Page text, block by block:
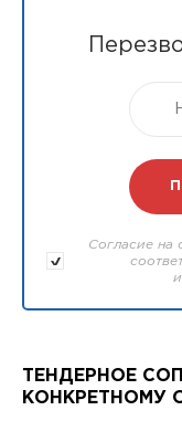
Согласие на
ТЕНДЕРНОЕ
КОНКРЕТНОМУ